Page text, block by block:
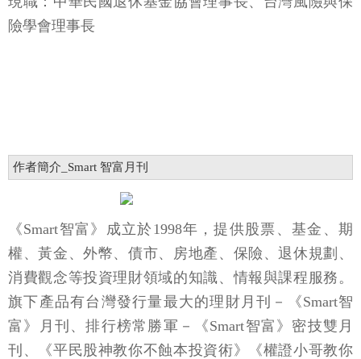
險學會理事長
作者簡介_Smart 智富月刊
《Smart智富》成立於1998年，提供股票、基金、期
權、黃金、外幣、債市、房地產、保險、退休規劃、
消費觀念等投資理財領域的知識、情報與課程服務。
旗下產品有台灣發行量最大的理財月刊－《Smart智
富》月刊、排行榜常勝軍－《Smart智富》密技雙月
刊、《平民股神教你不蝕本投資術》《權證小哥教你